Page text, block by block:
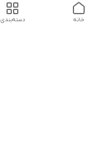
دسته‌بندی خانه